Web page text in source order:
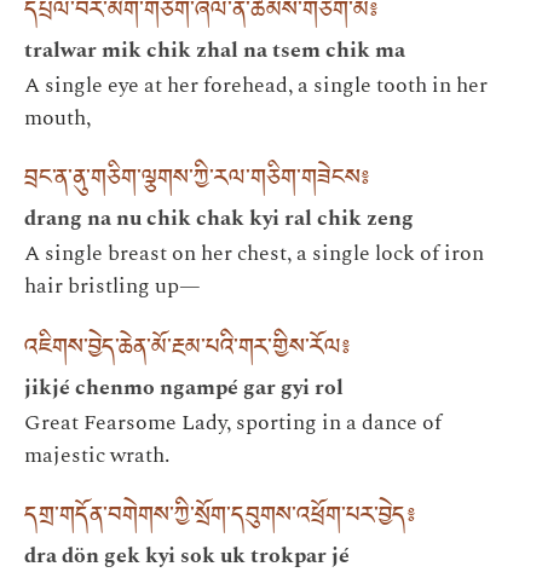
དཔྲལ་བར་མིག་གཅིག་ཞལ་ན་ཚེམས་གཅིག་མ༔
tralwar mik chik zhal na tsem chik ma
A single eye at her forehead, a single tooth in her
mouth,
བྲང་ན་ནུ་གཅིག་ལྕགས་ཀྱི་རལ་གཅིག་གཟེངས༔
drang na nu chik chak kyi ral chik zeng
A single breast on her chest, a single lock of iron
hair bristling up—
འཇིགས་བྱེད་ཆེན་མོ་རྔམ་པའི་གར་གྱིས་རོལ༔
jikjé chenmo ngampé gar gyi rol
Great Fearsome Lady, sporting in a dance of
majestic wrath.
དགྲ་གདོན་བགེགས་ཀྱི་སྲོག་དབུགས་འཕྲོག་པར་བྱེད༔
dra dön gek kyi sok uk trokpar jé